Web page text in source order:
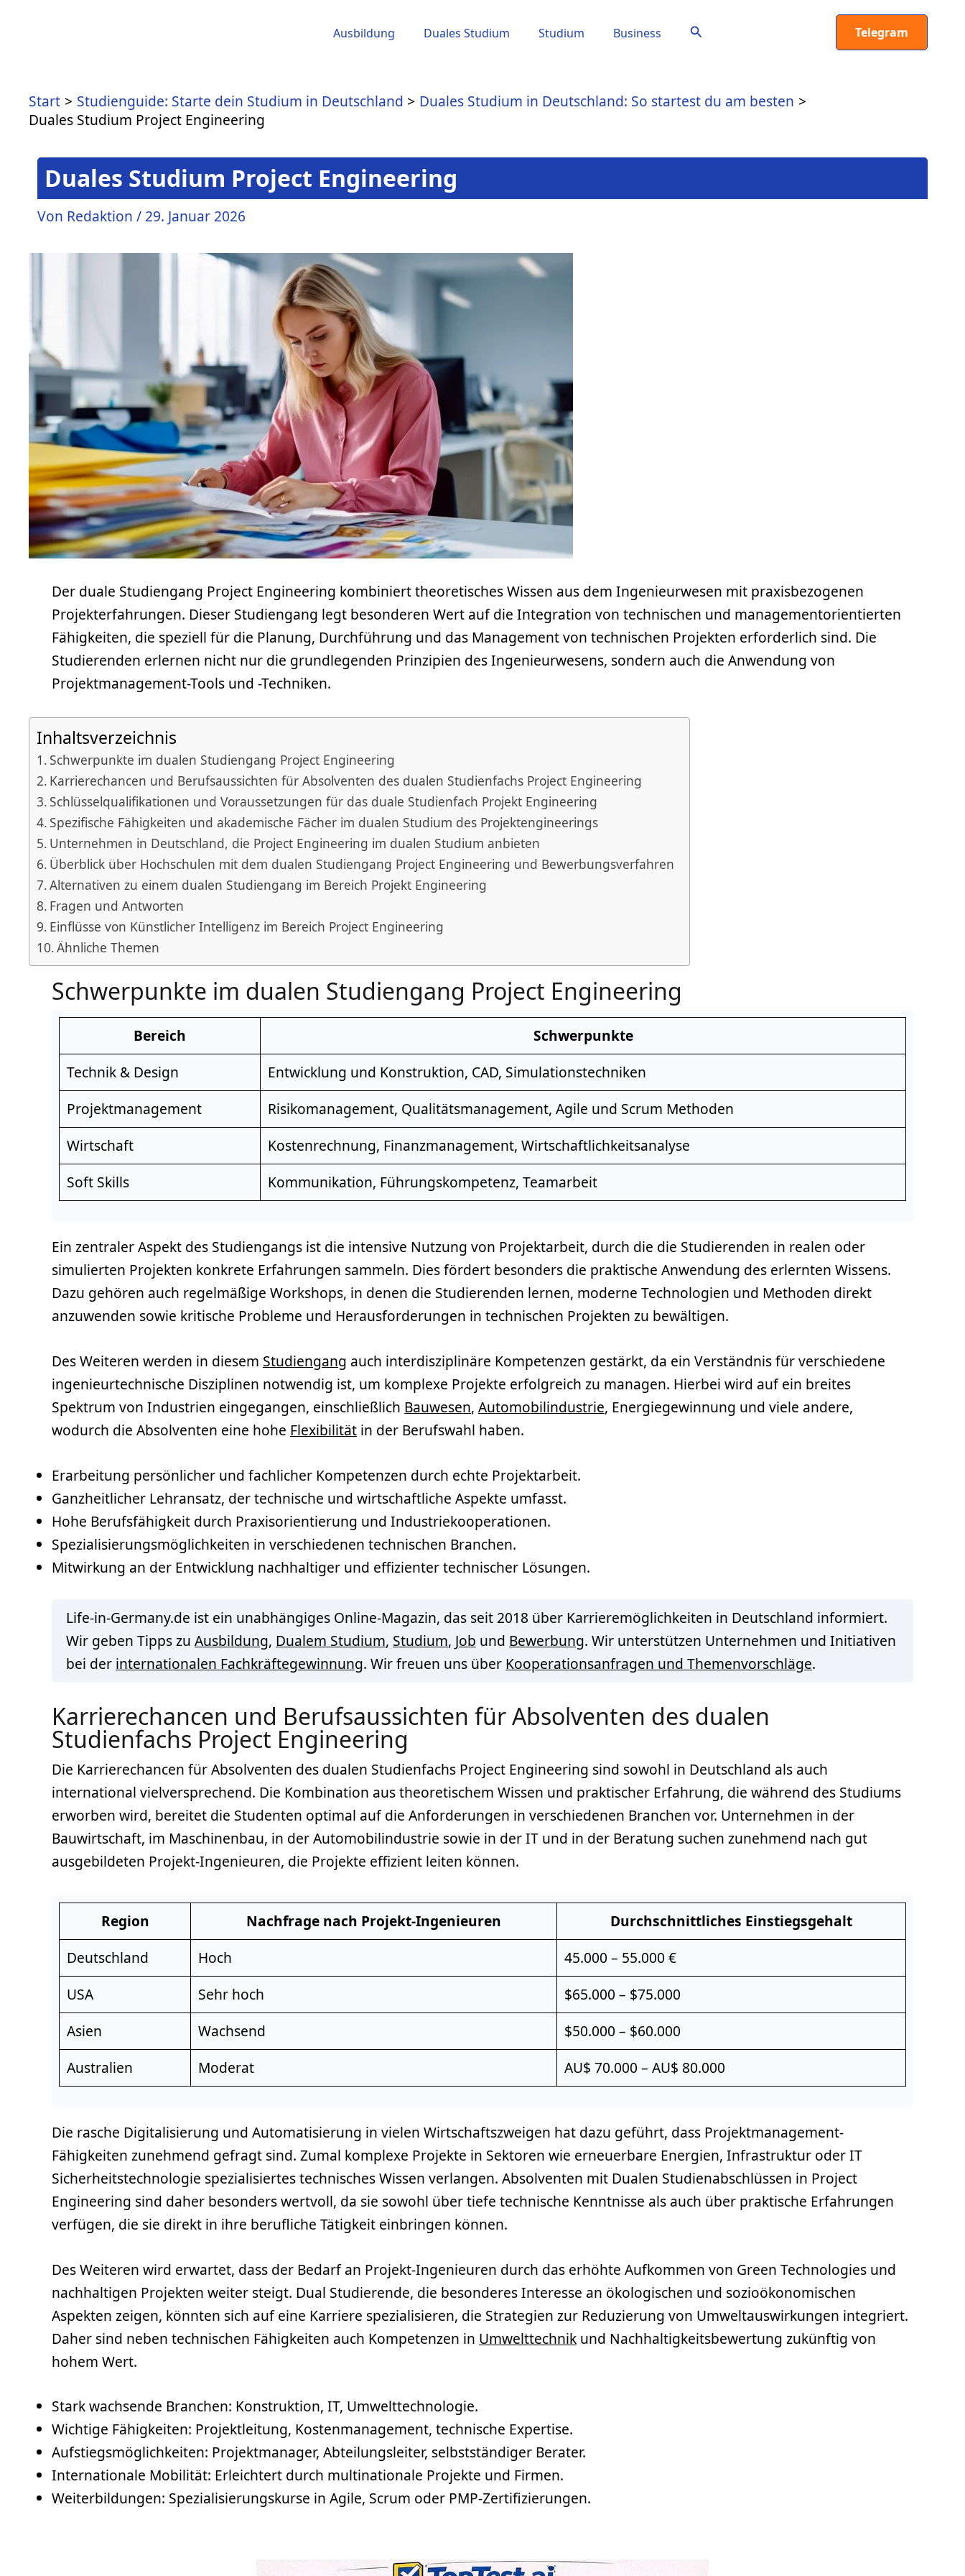
Ausbildung Duales Studium Studium Business Suchen Telegram
Start Studienguide: Starte dein Studium in Deutschland
Duales Studium in Deutschland: So startest du am besten
Duales Studium Project Engineering
Duales Studium Project Engineering
Von Redaktion / 29. Januar 2026
Der duale Studiengang Project Engineering kombiniert theoretisches Wissen aus dem Ingenieurwesen mit praxisbezogenen
Projekterfahrungen. Dieser Studiengang legt besonderen Wert auf die Integration von technischen und managementorientierten
Fähigkeiten, die speziell für die Planung, Durchführung und das Management von technischen Projekten erforderlich sind. Die
Studierenden erlernen nicht nur die grundlegenden Prinzipien des Ingenieurwesens, sondern auch die Anwendung von
Projektmanagement-Tools und -Techniken.
Inhaltsverzeichnis
Schwerpunkte im dualen Studiengang Project Engineering
Karrierechancen und Berufsaussichten für Absolventen des dualen Studienfachs Project Engineering
Schlüsselqualifikationen und Voraussetzungen für das duale Studienfach Projekt Engineering
Spezifische Fähigkeiten und akademische Fächer im dualen Studium des Projektengineerings
Unternehmen in Deutschland, die Project Engineering im dualen Studium anbieten
Überblick über Hochschulen mit dem dualen Studiengang Project Engineering und Bewerbungsverfahren
Alternativen zu einem dualen Studiengang im Bereich Projekt Engineering
Fragen und Antworten
Einflüsse von Künstlicher Intelligenz im Bereich Project Engineering
Ähnliche Themen
Schwerpunkte im dualen Studiengang Project Engineering
Bereich
Schwerpunkte
Technik & Design Entwicklung und Konstruktion, CAD, Simulationstechniken
Projektmanagement
Risikomanagement, Qualitätsmanagement, Agile und Scrum Methoden
Wirtschaft
Kostenrechnung, Finanzmanagement, Wirtschaftlichkeitsanalyse
Soft Skills
Kommunikation, Führungskompetenz, Teamarbeit
Ein zentraler Aspekt des Studiengangs ist die intensive Nutzung von Projektarbeit, durch die die Studierenden in realen oder
simulierten Projekten konkrete Erfahrungen sammeln. Dies fördert besonders die praktische Anwendung des erlernten Wissens.
Dazu gehören auch regelmäßige Workshops, in denen die Studierenden lernen, moderne Technologien und Methoden direkt
anzuwenden sowie kritische Probleme und Herausforderungen in technischen Projekten zu bewältigen.
Des Weiteren werden in diesem Studiengang auch interdisziplinäre Kompetenzen gestärkt, da ein Verständnis für verschiedene
ingenieurtechnische Disziplinen notwendig ist, um komplexe Projekte erfolgreich zu managen. Hierbei wird auf ein breites
Spektrum von Industrien eingegangen, einschließlich Bauwesen, Automobilindustrie, Energiegewinnung und viele andere,
wodurch die Absolventen eine hohe Flexibilität in der Berufswahl haben.
Erarbeitung persönlicher und fachlicher Kompetenzen durch echte Projektarbeit.
Ganzheitlicher Lehransatz, der technische und wirtschaftliche Aspekte umfasst.
Hohe Berufsfähigkeit durch Praxisorientierung und Industriekooperationen.
Spezialisierungsmöglichkeiten in verschiedenen technischen Branchen.
Mitwirkung an der Entwicklung nachhaltiger und effizienter technischer Lösungen.
Life-in-Germany.de ist ein unabhängiges Online-Magazin, das seit 2018 über Karrieremöglichkeiten in Deutschland informiert.
Wir geben Tipps zu Ausbildung, Dualem Studium, Studium, Job und Bewerbung. Wir unterstützen Unternehmen und Initiativen
bei der internationalen Fachkräftegewinnung. Wir freuen uns über Kooperationsanfragen und Themenvorschläge.
Karrierechancen und Berufsaussichten für Absolventen des dualen
Studienfachs Project Engineering
Die Karrierechancen für Absolventen des dualen Studienfachs Project Engineering sind sowohl in Deutschland als auch
international vielversprechend. Die Kombination aus theoretischem Wissen und praktischer Erfahrung, die während des Studiums
erworben wird, bereitet die Studenten optimal auf die Anforderungen in verschiedenen Branchen vor. Unternehmen in der
Bauwirtschaft, im Maschinenbau, in der Automobilindustrie sowie in der IT und in der Beratung suchen zunehmend nach gut
ausgebildeten Projekt-Ingenieuren, die Projekte effizient leiten können.
Region Nachfrage nach Projekt-Ingenieuren
Durchschnittliches Einstiegsgehalt
Deutschland
Hoch
45.000 – 55.000 €
USA
Sehr hoch
$65.000 – $75.000
Asien
Wachsend
$50.000 – $60.000
Australien
Moderat AU$ 70.000 – AU$ 80.000
Die rasche Digitalisierung und Automatisierung in vielen Wirtschaftszweigen hat dazu geführt, dass Projektmanagement-
Fähigkeiten zunehmend gefragt sind. Zumal komplexe Projekte in Sektoren wie erneuerbare Energien, Infrastruktur oder IT
Sicherheitstechnologie spezialisiertes technisches Wissen verlangen. Absolventen mit Dualen Studienabschlüssen in Project
Engineering sind daher besonders wertvoll, da sie sowohl über tiefe technische Kenntnisse als auch über praktische Erfahrungen
verfügen, die sie direkt in ihre berufliche Tätigkeit einbringen können.
Des Weiteren wird erwartet, dass der Bedarf an Projekt-Ingenieuren durch das erhöhte Aufkommen von Green Technologies und
nachhaltigen Projekten weiter steigt. Dual Studierende, die besonderes Interesse an ökologischen und sozioökonomischen
Aspekten zeigen, könnten sich auf eine Karriere spezialisieren, die Strategien zur Reduzierung von Umweltauswirkungen integriert.
Daher sind neben technischen Fähigkeiten auch Kompetenzen in Umwelttechnik und Nachhaltigkeitsbewertung zukünftig von
hohem Wert.
Stark wachsende Branchen: Konstruktion, IT, Umwelttechnologie.
Wichtige Fähigkeiten: Projektleitung, Kostenmanagement, technische Expertise.
Aufstiegsmöglichkeiten: Projektmanager, Abteilungsleiter, selbstständiger Berater.
Internationale Mobilität: Erleichtert durch multinationale Projekte und Firmen.
Weiterbildungen: Spezialisierungskurse in Agile, Scrum oder PMP-Zertifizierungen.